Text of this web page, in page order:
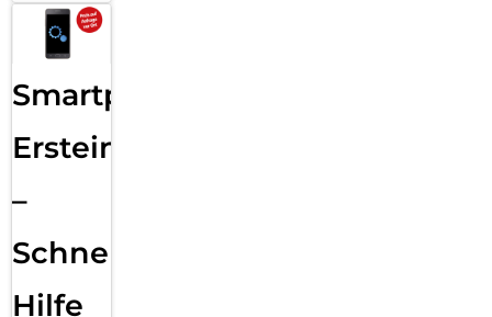
Smartphone
Ersteinrichtung
–
Schnelle
Hilfe